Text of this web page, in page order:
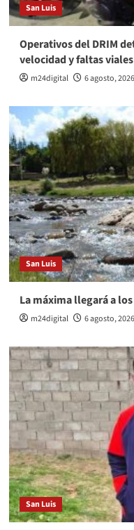
San Luis
Operativos del DRIM
velocidad y faltas
m24digital 6 agosto, 2026
San Luis
La máxima llegará a los
m24digital 6 agosto, 2026
San Luis